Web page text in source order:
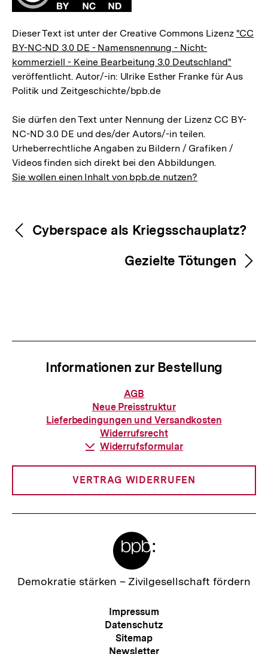
Dieser Text ist unter der Creative Commons Lizenz "CC
BY-NC-ND 3.0 DE - Namensnennung - Nicht-
kommerziell - Keine Bearbeitung 3.0 Deutschland"
veröffentlicht. Autor/-in: Ulrike Esther Franke für Aus
Politik und Zeitgeschichte/bpb.de
Sie dürfen den Text unter Nennung der Lizenz CC BY-
NC-ND 3.0 DE und des/der Autors/-in teilen.
Urheberrechtliche Angaben zu Bildern / Grafiken /
Videos finden sich direkt bei den Abbildungen.
Sie wollen einen Inhalt von bpb.de nutzen?
Inhaltsnavigation
Inhaltsnavigation
Cyberspace als Kriegsschauplatz?
Gezielte Tötungen
Informationen zur Bestellung
Informationen
zur
Bestellung
AGB
Neue Preisstruktur
Lieferbedingungen und Versandkosten
Widerrufsrecht
Download-
Widerrufsformular
VERTRAG WIDERRUFEN
Zur
Demokratie stärken – Zivilgesellschaft fördern
Meta-
Navigation
Impressum
Datenschutz
Sitemap
Newsletter